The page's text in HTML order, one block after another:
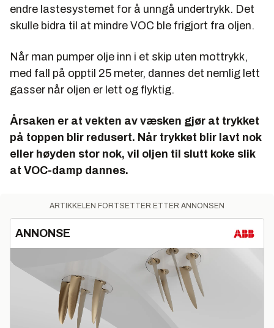
endre lastesystemet for å unngå undertrykk. Det
skulle bidra til at mindre VOC ble frigjort fra oljen.
Når man pumper olje inn i et skip uten mottrykk,
med fall på opptil 25 meter, dannes det nemlig lett
gasser når oljen er lett og flyktig.
Årsaken er at vekten av væsken gjør at trykket
på toppen blir redusert. Når trykket blir lavt nok
eller høyden stor nok, vil oljen til slutt koke slik
at VOC-damp dannes.
ARTIKKELEN FORTSETTER ETTER ANNONSEN
ANNONSE